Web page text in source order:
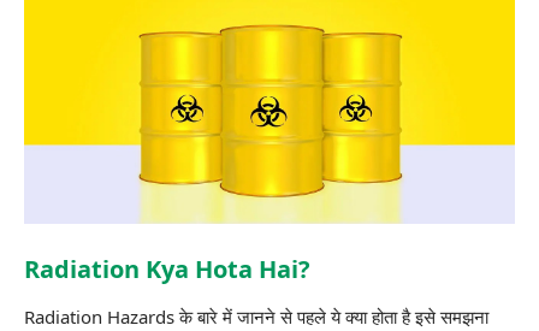
Radiation Kya Hota Hai?
Radiation Hazards के बारे में जानने से पहले ये क्या होता है इसे समझना